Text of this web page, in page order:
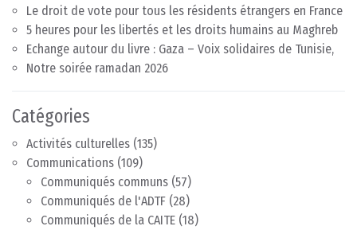
Le droit de vote pour tous les résidents étrangers en France
5 heures pour les libertés et les droits humains au Maghreb
Echange autour du livre : Gaza – Voix solidaires de Tunisie,
Notre soirée ramadan 2026
Catégories
Activités culturelles (135)
Communications (109)
Communiqués communs (57)
Communiqués de l'ADTF (28)
Communiqués de la CAITE (18)